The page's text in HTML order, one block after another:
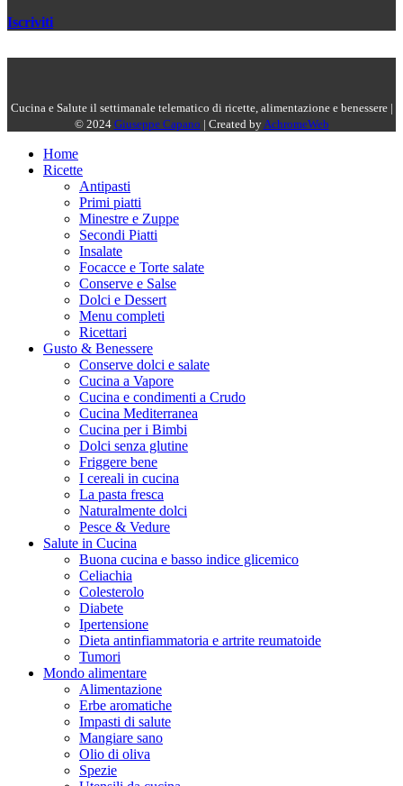
Iscriviti
Cucina e Salute il settimanale telematico di ricette, alimentazione e benessere |
© 2024 Giuseppe Capano | Created by AchromeWeb
Home
Ricette
Antipasti
Primi piatti
Minestre e Zuppe
Secondi Piatti
Insalate
Focacce e Torte salate
Conserve e Salse
Dolci e Dessert
Menu completi
Ricettari
Gusto & Benessere
Conserve dolci e salate
Cucina a Vapore
Cucina e condimenti a Crudo
Cucina Mediterranea
Cucina per i Bimbi
Dolci senza glutine
Friggere bene
I cereali in cucina
La pasta fresca
Naturalmente dolci
Pesce & Vedure
Salute in Cucina
Buona cucina e basso indice glicemico
Celiachia
Colesterolo
Diabete
Ipertensione
Dieta antinfiammatoria e artrite reumatoide
Tumori
Mondo alimentare
Alimentazione
Erbe aromatiche
Impasti di salute
Mangiare sano
Olio di oliva
Spezie